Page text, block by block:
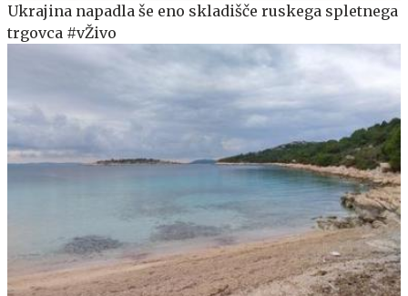
Ukrajina napadla še eno skladišče ruskega spletnega
trgovca #vŽivo